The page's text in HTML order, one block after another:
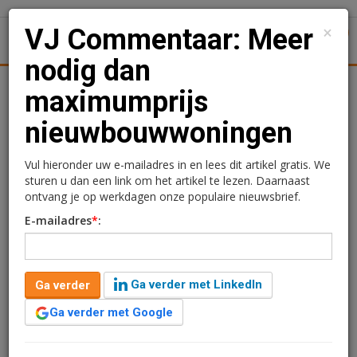
Uitgelicht Achtergronden
VJ Commentaar: Meer
nodig dan maximumprijs
nieuwbouwwoningen
Na de opgelegde huurprijsbeperkingen grijpt het
Amsterdamse college nu in de koopwoningmarkt door
maximumprijzen te dicteren voor het middensegment.
×
VJ Commentaar: Meer
nodig dan
maximumprijs
nieuwbouwwoningen
Vul hieronder uw e-mailadres in en lees dit artikel gratis. We
sturen u dan een link om het artikel te lezen. Daarnaast
ontvang je op werkdagen onze populaire nieuwsbrief.
E-mailadres*:
Ga verder
Ga verder met LinkedIn
Ga verder met Google